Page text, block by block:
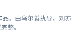
，由乌尔善执导，刘亦
整。